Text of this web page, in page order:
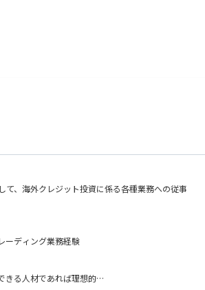
、海外クレジット投資に係る各種業務への従事
ーディング業務経験
る人材であれば理想的